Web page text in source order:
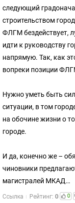
следующий
строительством
ФЛГМ бездействует,
идти к руководству
напрямую. Так, как
вопреки позиции
Нужно уметь быть
ситуации, в том
на обочине жизни о
городе.
И да, конечно же –
чиновники
магистралей МКАД…
Ссылка Рейтинг: 0 0